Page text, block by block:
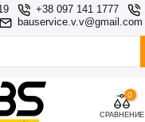
+38 097 141 1777
bauservice.v.v@gmail.com
0
СРАВНЕНИЕ